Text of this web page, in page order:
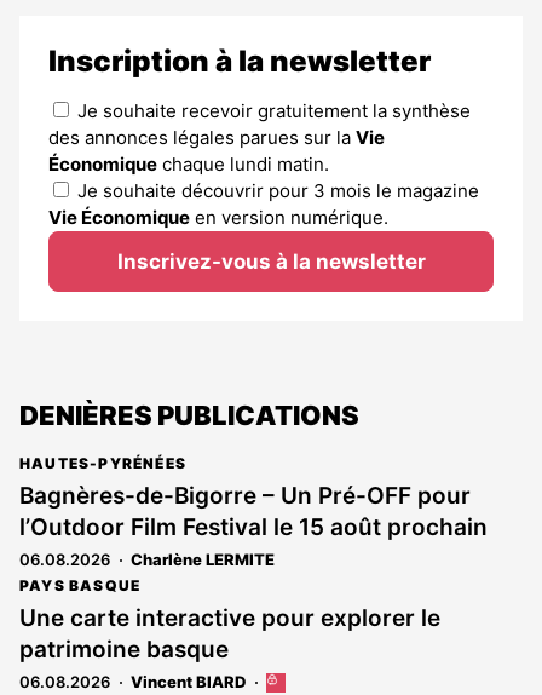
Inscription à la newsletter
Je souhaite recevoir gratuitement la synthèse
des annonces légales parues sur la Vie
Économique chaque lundi matin.
Je souhaite découvrir pour 3 mois le magazine
Vie Économique en version numérique.
Inscrivez-vous à la newsletter
DENIÈRES PUBLICATIONS
HAUTES-PYRÉNÉES
Bagnères-de-Bigorre – Un Pré-OFF pour
l’Outdoor Film Festival le 15 août prochain
06.08.2026 Charlène LERMITE
PAYS BASQUE
Une carte interactive pour explorer le
patrimoine basque
06.08.2026 Vincent BIARD
Cet